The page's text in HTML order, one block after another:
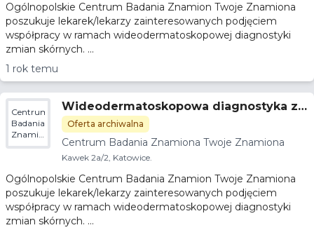
Ogólnopolskie Centrum Badania Znamion Twoje Znamiona
poszukuje lekarek/lekarzy zainteresowanych podjęciem
współpracy w ramach wideodermatoskopowej diagnostyki
zmian skórnych. ...
1 rok temu
Centrum
Badania
Znamiona
Twoje
Wideodermatoskopowa diagnostyka z
mian skórnych
Oferta archiwalna
Centrum Badania Znamiona Twoje Znamiona
Kawek 2a/2, Katowice.
Ogólnopolskie Centrum Badania Znamion Twoje Znamiona
poszukuje lekarek/lekarzy zainteresowanych podjęciem
współpracy w ramach wideodermatoskopowej diagnostyki
zmian skórnych. ...